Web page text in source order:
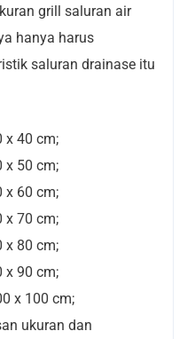
grill saluran air
hanya harus
saluran drainase itu
x 40 cm;
x 50 cm;
x 60 cm;
x 70 cm;
x 80 cm;
x 90 cm;
x 100 cm;
ukuran dan